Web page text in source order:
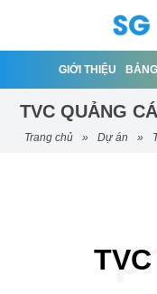
GIỚI THIỆU
TVC QUẢNG
trang chủ » dự án »